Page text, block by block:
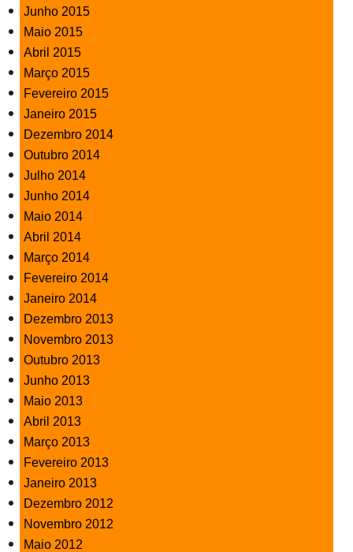
Junho 2015
Maio 2015
Abril 2015
Março 2015
Fevereiro 2015
Janeiro 2015
Dezembro 2014
Outubro 2014
Julho 2014
Junho 2014
Maio 2014
Abril 2014
Março 2014
Fevereiro 2014
Janeiro 2014
Dezembro 2013
Novembro 2013
Outubro 2013
Junho 2013
Maio 2013
Abril 2013
Março 2013
Fevereiro 2013
Janeiro 2013
Dezembro 2012
Novembro 2012
Maio 2012